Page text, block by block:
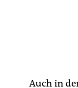
Auch in